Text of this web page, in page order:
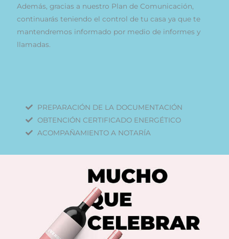
Además, gracias a nuestro Plan de Comunicación,
continuarás teniendo el control de tu casa ya que te
mantendremos informado por medio de informes y
llamadas.
PREPARACIÓN DE LA DOCUMENTACIÓN
OBTENCIÓN CERTIFICADO ENERGÉTICO
ACOMPAÑAMIENTO A NOTARÍA